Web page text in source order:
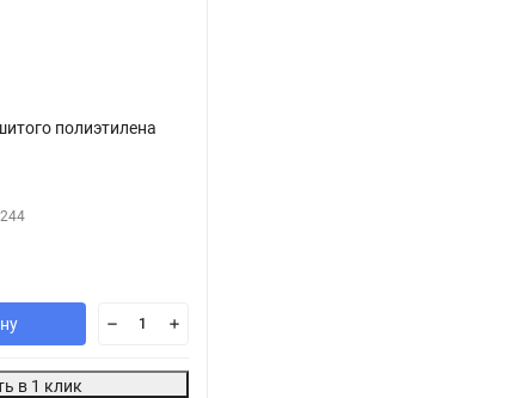
полиэтилена
в 1 клик